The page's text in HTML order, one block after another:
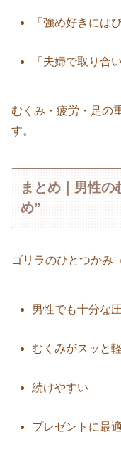
「強め好きには
「夫婦で取り合い
むくみ・疲労・足の
す。
まとめ｜男性の
め”
ゴリラのひとつかみ
男性でも十分な
むくみがスッと
続けやすい
プレゼントに最適